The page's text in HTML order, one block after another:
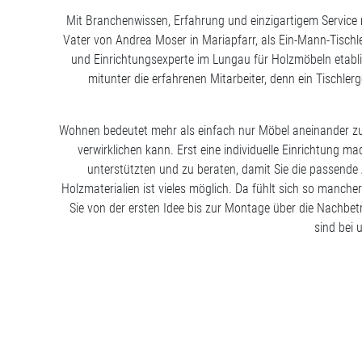
Mit Branchenwissen, Erfahrung und einzigartigem
Vater von Andrea Moser in Mariapfarr, als Ein-Mann-
und Einrichtungsexperte im Lungau für Holzmöbeln
mitunter die erfahrenen Mitarbeiter, denn ein
Wohnen bedeutet mehr als einfach nur Möbel aneinander
verwirklichen kann. Erst eine individuelle Einrichtung
unterstützten und zu beraten, damit Sie die
Holzmaterialien ist vieles möglich. Da fühlt sich so
Sie von der ersten Idee bis zur Montage über die
sind bei